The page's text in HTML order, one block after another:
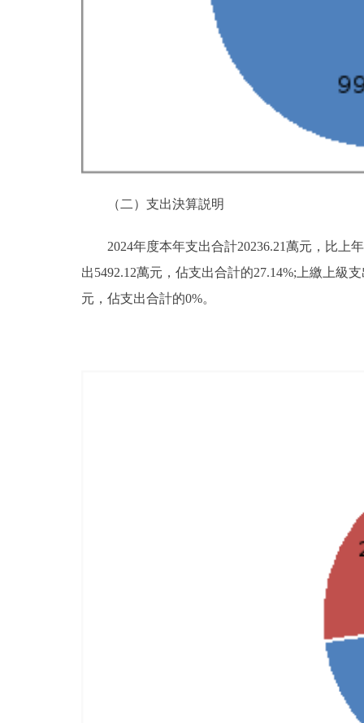
（二）支出決算説明
2024年度本年支出合計20236.21萬元，比上
出5492.12萬元，佔支出合計的27.14%;上繳上級
元，佔支出合計的0%。